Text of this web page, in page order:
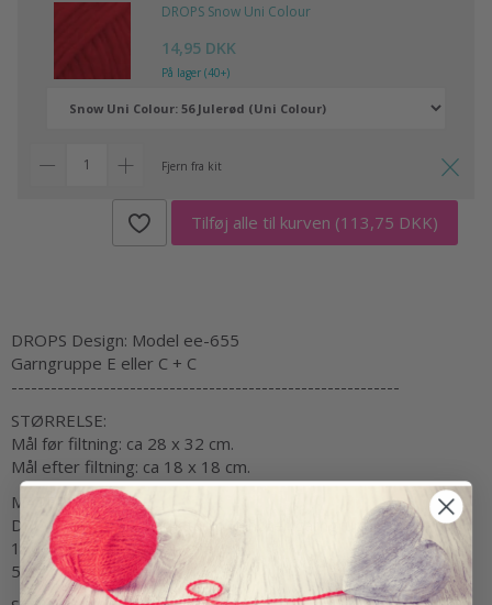
DROPS Snow Uni Colour
14,95 DKK
På lager (40+)
Fjern fra kit
Tilføj alle til kurven (113,75 DKK)
DROPS Design: Model ee-655
Garngruppe E eller C + C
-----------------------------------------------------------
STØRRELSE:
Mål før filtning: ca 28 x 32 cm.
Mål efter filtning: ca 18 x 18 cm.
MATERIALER:
DROPS Snow fra Garnstudio (tilhører garngruppe E)
150 g farve 46, mellemgrå
50 g farve 56, julerød